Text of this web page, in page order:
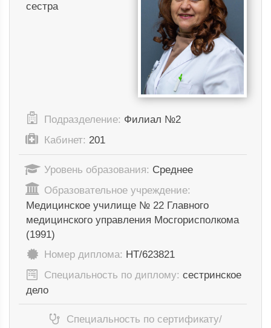
сестра
Подразделение: Филиал №2
Кабинет: 201
Уровень образования: Среднее
Образовательное учреждение:
Медицинское училище № 22 Главного
медицинского управления Мосгорисполкома
(1991)
Номер диплома: НТ/623821
Специальность по диплому: сестринское
дело
Специальность по сертификату/